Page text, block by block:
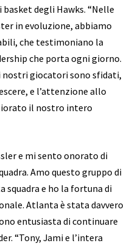
degli Hawks. “Nelle
in evoluzione, abbiamo
che testimoniano la
che porta ogni giorno.
nostri giocatori sono sfidati,
e l’attenzione allo
il nostro intero
e mi sento onorato di
Amo questo gruppo di
squadra e ho la fortuna di
Atlanta è stata davvero
entusiasta di continuare
“Tony, Jami e l’intera